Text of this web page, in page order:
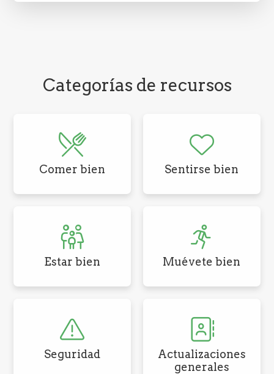
Categorías de recursos
Comer bien Sentirse bien
Estar bien Muévete bien
Seguridad
Actualizaciones
generales